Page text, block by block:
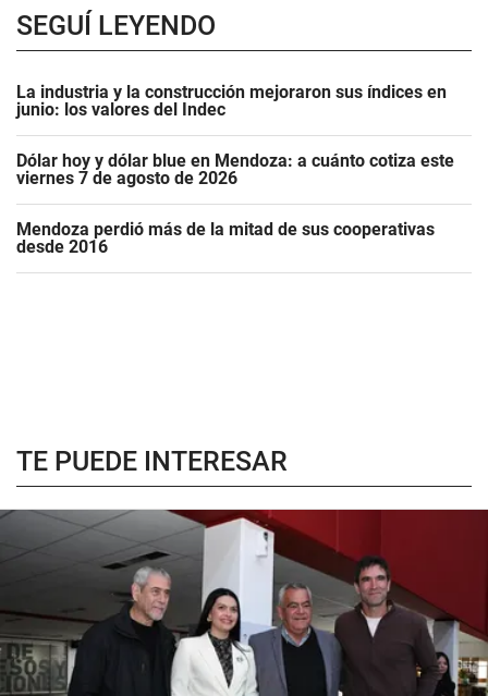
SEGUÍ LEYENDO
La industria y la construcción mejoraron sus índices en
junio: los valores del Indec
Dólar hoy y dólar blue en Mendoza: a cuánto cotiza este
viernes 7 de agosto de 2026
Mendoza perdió más de la mitad de sus cooperativas
desde 2016
TE PUEDE INTERESAR